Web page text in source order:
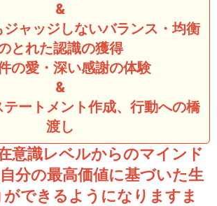
&
ャッジしないバランス・均衡
とれた認識の獲得
の愛・深い感謝の体験
&
テートメント作成、行動への橋
渡し
意識レベルからのマインド
分の最高価値に基づいた生
ができるようになりますま